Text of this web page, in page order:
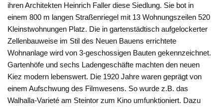
ihren Architekten Heinrich Faller diese Siedlung. Sie bot in
einem 800 m langen Straßenriegel mit 13 Wohnungszeilen 520
Kleinstwohnungen Platz. Die in gartenstädtisch aufgelockerter
Zellenbauweise im Stil des Neuen Bauens errichtete
Wohnanlage wird von 3-geschossigen Bauten gekennzeichnet.
Gartenhöfe und sechs Ladengeschäfte machten den neuen
Kiez modern lebenswert. Die 1920 Jahre waren geprägt von
einem Aufschwung des Filmwesens. So wurde z.B. das
Walhalla-Varieté am Steintor zum Kino umfunktioniert. Dazu